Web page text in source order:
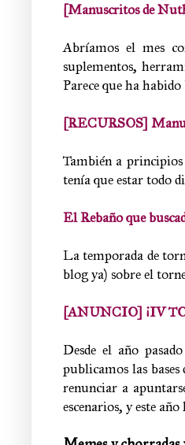
[Manuscritos de
Abríamos el mes
suplementos,
Parece que ha
[RECURSOS]
También a principios
tenía que estar todo
El Rebaño que
La temporada de
blog ya) sobre el
[ANUNCIO] ¡IV
Desde el año
publicamos las
renunciar a
escenarios, y este